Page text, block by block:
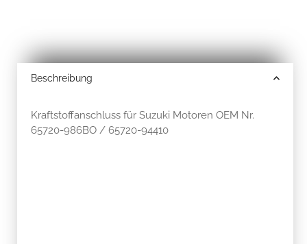
Beschreibung
Kraftstoffanschluss für Suzuki Motoren OEM Nr.
65720-986BO / 65720-94410